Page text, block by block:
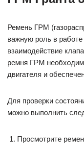
Ремень ГРМ
важную роль в
взаимодействие
ремня ГРМ
двигателя и
Для проверки
можно выполнить
Просмотрите